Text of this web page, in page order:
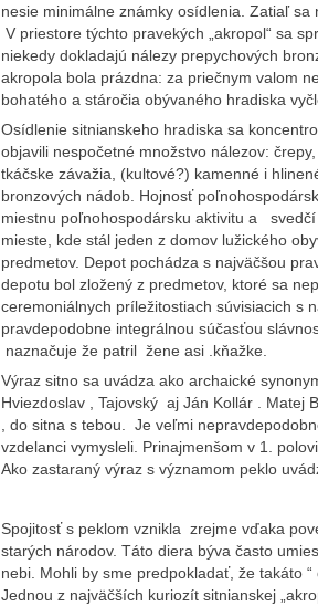
nesie minimálne známky osídlenia. Zatiaľ
V priestore týchto pravekých „akropol“ sa
niekedy dokladajú nálezy prepychových
akropola bola prázdna: za priečnym valom
bohatého a stáročia obývaného hradiska
Osídlenie sitnianskeho hradiska sa
objavili nespočetné množstvo nálezov:
tkáčske závažia, (kultové?) kamenné i
bronzových nádob. Hojnosť
miestnu poľnohospodársku aktivitu a
mieste, kde stál jeden z domov lužického
predmetov. Depot pochádza s najväčšou
depotu bol zložený z predmetov, ktoré sa
ceremoniálnych príležitostiach súvisiacich s
pravdepodobne integrálnou súčasťou
naznačuje že patril žene asi .kňažke.
Výraz sitno sa uvádza ako archaické
Hviezdoslav , Tajovský aj Ján Kollár . Matej
, do sitna s tebou. Je veľmi
vzdelanci vymysleli. Prinajmenšom v 1.
Ako zastaraný výraz s významom peklo
Spojitosť s peklom vznikla zrejme vďaka
starých národov. Táto diera býva často
nebi. Mohli by sme predpokladať, že takáto
Jednou z najväčších kuriozít sitnianskej